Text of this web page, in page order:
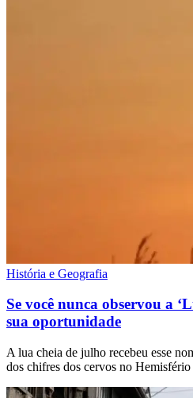
História e Geografia
Se você nunca observou a
sua oportunidade
A lua cheia de julho recebeu esse
dos chifres dos cervos no